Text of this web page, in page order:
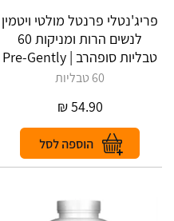
פריג'נטלי פרנטל מולטי ויטמין
לנשים הרות ומניקות 60
טבליות סופהרב | Pre-Gently
60 טבליות
54.90
₪